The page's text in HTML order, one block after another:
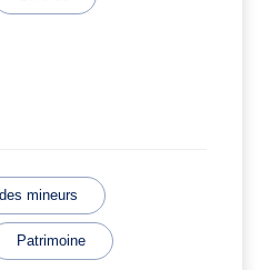
mineurs
Patrimoine